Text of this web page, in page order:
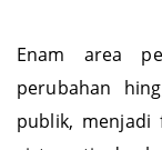
Enam area
perubahan
publik,